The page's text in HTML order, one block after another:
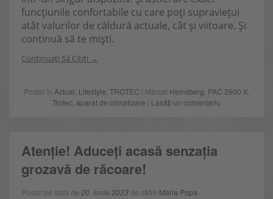
funcțiunile confortabile cu care poți supraviețui
atât valurilor de căldură actuale, cât și viitoare. Și
continuă să te miști.
Continuați Să Citiți
Postat în Actual Lifestyle TROTEC | Marcat Heinsberg PAC 2600 X
Trotec aparat de climatizare | Lasăți un comentariu
Atenție! Aduceți acasă senzația
grozavă de răcoare!
Postat pe data de 20. iunie 2023de către Maria Popa